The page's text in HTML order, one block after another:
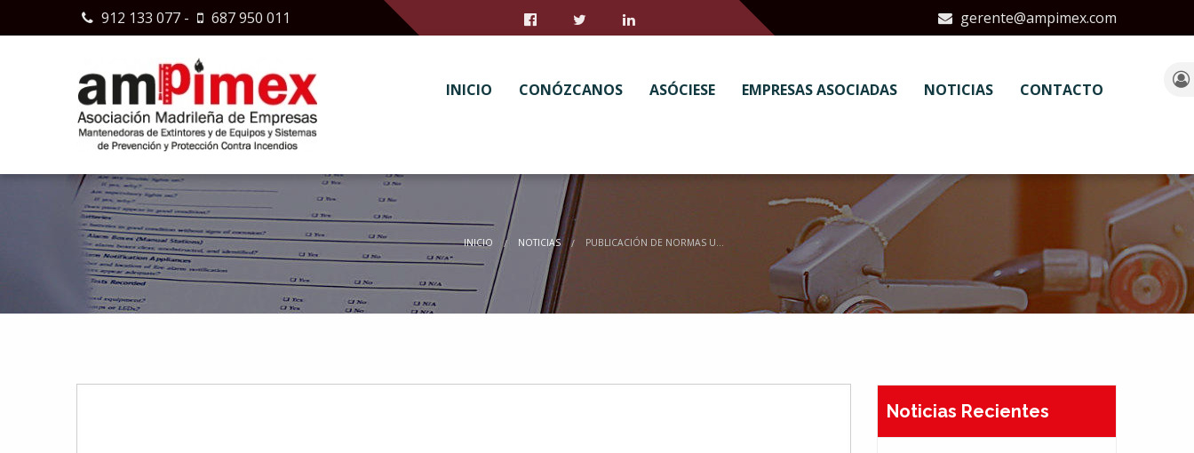
912 133 077 - 687 950 011 gerente@ampimex.com
INICIO CONÓZCANOS ASÓCIESE EMPRESAS ASOCIADAS NOTICIAS CONTACTO
INICIO NOTICIAS PUBLICACIÓN DE NORMAS UNE 23580 DE ACTAS DE MANTENIMIENTO DE PCI
Noticias Recientes